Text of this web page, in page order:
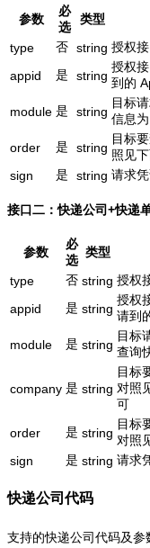
参数
必
选
类型
type
否 string 授权
appid
是 string
授权
到的
module 是 string
目标
信息
order
是 string
目标
照见
sign
是 string 请求
接口二：快递公司+快递
参数
必
选
类型
type
否 string 授权
appid
是 string
授权
请到
module
是 string
目标
查询
company 是 string
目标
对照
可
order
是 string
目标
对照
sign
是 string 请求
快递公司代码
支持的快递公司代码及参